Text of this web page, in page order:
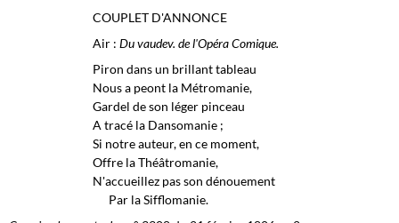
COUPLET D'ANNONCE
Air : Du vaudev. de l'Opéra Comique.
Piron dans un brillant tableau
Nous a peont la Métromanie,
Gardel de son léger pinceau
A tracé la Dansomanie ;
Si notre auteur, en ce moment,
Offre la Théâtromanie,
N'accueillez pas son dénouement
Par la Sifflomanie.